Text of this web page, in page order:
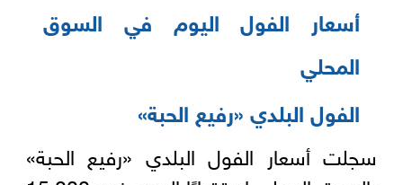
أسعار الفول اليوم في السوق
المحلي
الفول البلدي «رفيع الحبة»
سجلت أسعار الفول البلدي «رفيع الحبة»